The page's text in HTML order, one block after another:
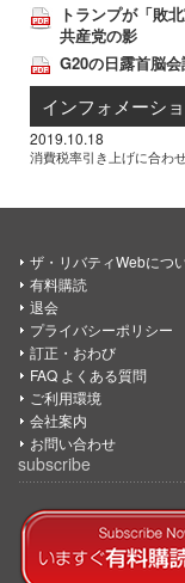
トランプが「敗
共産党の影
G20の日露首脳
インフォメーシ
2019.10.18
消費税率引き上げに合わ
ザ・リバティWebにつ
有料購読
退会
プライバシーポリシー
訂正・おわび
FAQ よくある質問
ご利用環境
会社案内
お問い合わせ
subscribe